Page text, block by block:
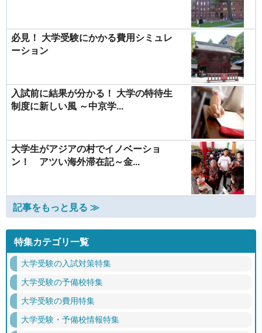
必見！ 大学受験にかかる費用シミュレ
ーション
入試前に結果が分かる！ 大学の特待生
制度に新しい風 ～中京学...
大学生がアジアの村でイノベーショ
ン！ アツい海外滞在記～金...
記事をもっと見る ≫
特集カテゴリ一覧
大学受験の入試対策特集
大学受験の予備校特集
大学受験の費用特集
大学受験・予備校情報特集